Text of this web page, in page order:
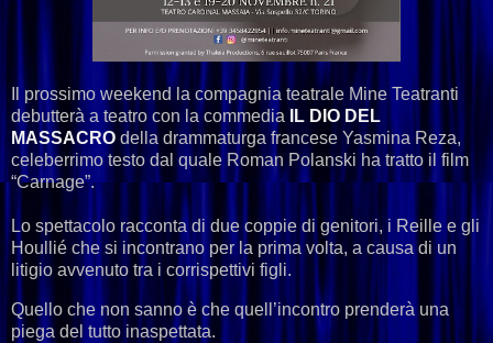
Il prossimo weekend la compagnia teatrale Mine Teatranti
debutterà a teatro con la commedia IL DIO DEL
MASSACRO della drammaturga francese Yasmina Reza,
celeberrimo testo dal quale Roman Polanski ha tratto il film
“Carnage”.
Lo spettacolo racconta di due coppie di genitori, i Reille e gli
Houllié che si incontrano per la prima volta, a causa di un
litigio avvenuto tra i corrispettivi figli.
Quello che non sanno è che quell’incontro prenderà una
piega del tutto inaspettata.